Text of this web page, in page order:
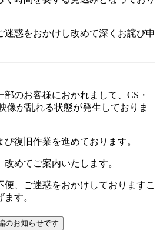
迷惑をおかけし改めて深くお詫び申
のお客様におかれまして、CS・
像が乱れる状態が発生しておりま
復旧作業を進めております。
めてご案内いたします。
便、ご迷惑をおかけしておりますこ
す。
のお知らせです